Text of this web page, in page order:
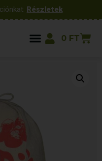
Részletek
0 FT